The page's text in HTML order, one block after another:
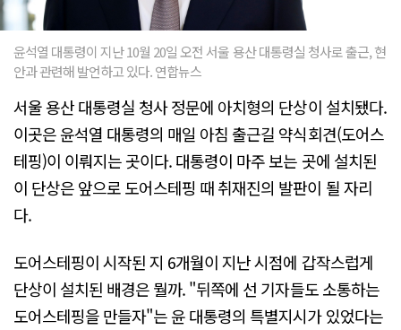
윤석열 대통령이 지난 10월 20일 오전 서울 용산 대통령실 청사로 출근, 현
안과 관련해 발언하고 있다. 연합뉴스
서울 용산 대통령실 청사 정문에 아치형의 단상이 설치됐다.
이곳은 윤석열 대통령의 매일 아침 출근길 약식회견(도어스
테핑)이 이뤄지는 곳이다. 대통령이 마주 보는 곳에 설치된
이 단상은 앞으로 도어스테핑 때 취재진의 발판이 될 자리
다.
도어스테핑이 시작된 지 6개월이 지난 시점에 갑작스럽게
단상이 설치된 배경은 뭘까. "뒤쪽에 선 기자들도 소통하는
도어스테핑을 만들자"는 윤 대통령의 특별지시가 있었다는